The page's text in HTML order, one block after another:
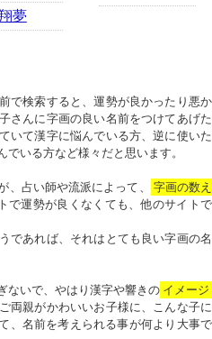
夢
で検索すると、運勢が良かったり悪か
さんに字画の良い名前をつけてあげた
いて漢字に悩んでいる方、逆に使いた
いる方など様々だと思います。
、占い師や流派によって、
字画の数え
で運勢が良くなくても、他のサイトで
であれば、それはとても良い字画の名
ないで、やはり漢字や響きの イメージ
両親がかわいいお子様に、こんな子に
、名前を考えられる事が何より大事で